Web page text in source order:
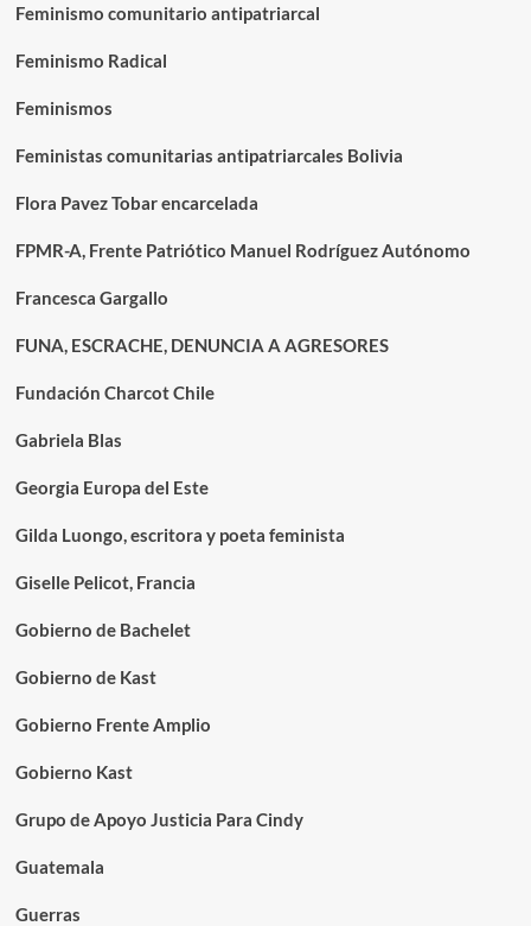
Feminismo comunitario antipatriarcal
Feminismo Radical
Feminismos
Feministas comunitarias antipatriarcales Bolivia
Flora Pavez Tobar encarcelada
FPMR-A, Frente Patriótico Manuel Rodríguez Autónomo
Francesca Gargallo
FUNA, ESCRACHE, DENUNCIA A AGRESORES
Fundación Charcot Chile
Gabriela Blas
Georgia Europa del Este
Gilda Luongo, escritora y poeta feminista
Giselle Pelicot, Francia
Gobierno de Bachelet
Gobierno de Kast
Gobierno Frente Amplio
Gobierno Kast
Grupo de Apoyo Justicia Para Cindy
Guatemala
Guerras